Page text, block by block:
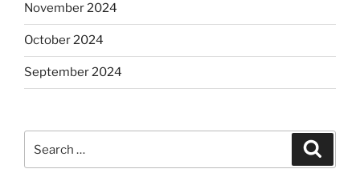
November 2024
October 2024
September 2024
for: